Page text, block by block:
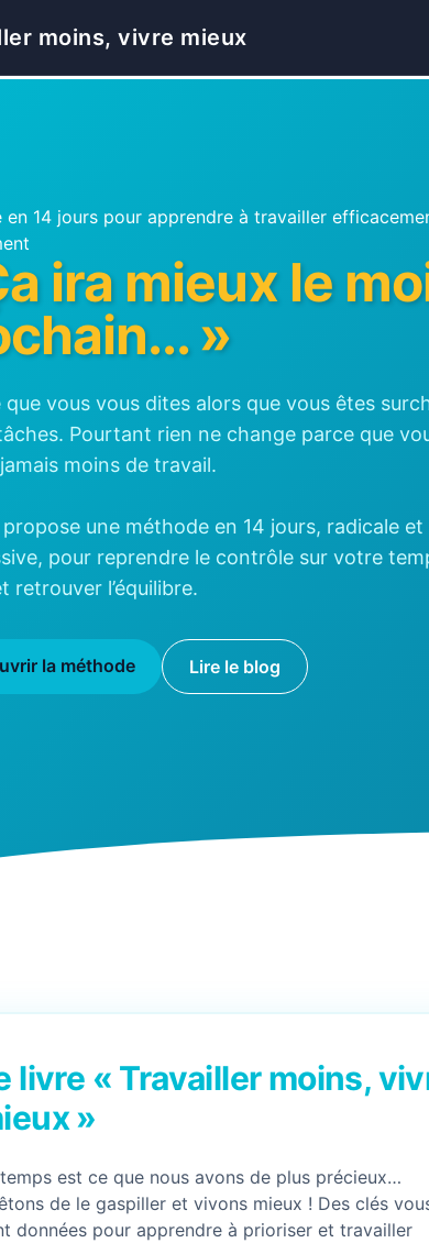
moins, vivre mieux
en 14 jours pour apprendre à travailler
ira mieux le
»
que vous vous dites alors que vous êtes
Pourtant rien ne change parce que
jamais moins de travail.
propose une méthode en 14 jours, radicale et
pour reprendre le contrôle sur votre
retrouver l’équilibre.
la méthode Lire le blog
livre « Travailler moins,
»
est ce que nous avons de plus précieux…
de le gaspiller et vivons mieux ! Des clés
données pour apprendre à prioriser et travailler